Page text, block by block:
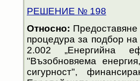
РЕШЕНИЕ № 198
Относно:
процедура за подбор
2.002 „Енергийна
"Възобновяема
сигурност",